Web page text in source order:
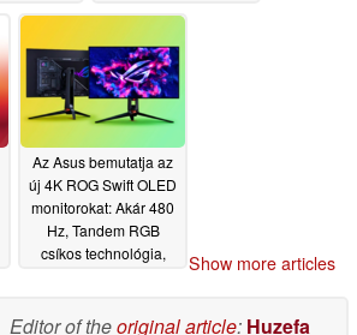
06/02/2026
Az Asus bemutatja az
új 4K ROG Swift OLED
monitorokat: Akár 480
Hz, Tandem RGB
csíkos technológia,
Show more articles
Editor of theoriginal article: Huzefa